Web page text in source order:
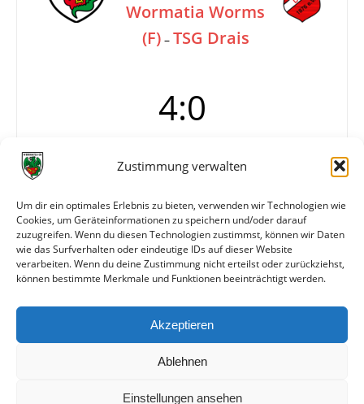
Zustimmung verwalten
Um dir ein optimales Erlebnis zu bieten, verwenden wir Technologien wie
Cookies, um Geräteinformationen zu speichern und/oder darauf
zuzugreifen. Wenn du diesen Technologien zustimmst, können wir Daten
wie das Surfverhalten oder eindeutige IDs auf dieser Website
verarbeiten. Wenn du deine Zustimmung nicht erteilst oder zurückziehst,
können bestimmte Merkmale und Funktionen beeinträchtigt werden.
Akzeptieren
Ablehnen
Einstellungen ansehen
Wormatia Worms
(F) – TSG Drais
4:0
1:0 Magin (10.)
3:0 Antony (58.)
4:0 Magin (76.)
Info
15. Spieltag
Alle bisherigen Partien der beiden Mannschaften
anzeigen